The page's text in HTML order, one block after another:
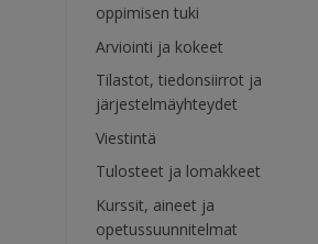
oppimisen tuki
Arviointi ja kokeet
Tilastot, tiedonsiirrot ja
järjestelmäyhteydet
Viestintä
Tulosteet ja lomakkeet
Kurssit, aineet ja
opetussuunnitelmat